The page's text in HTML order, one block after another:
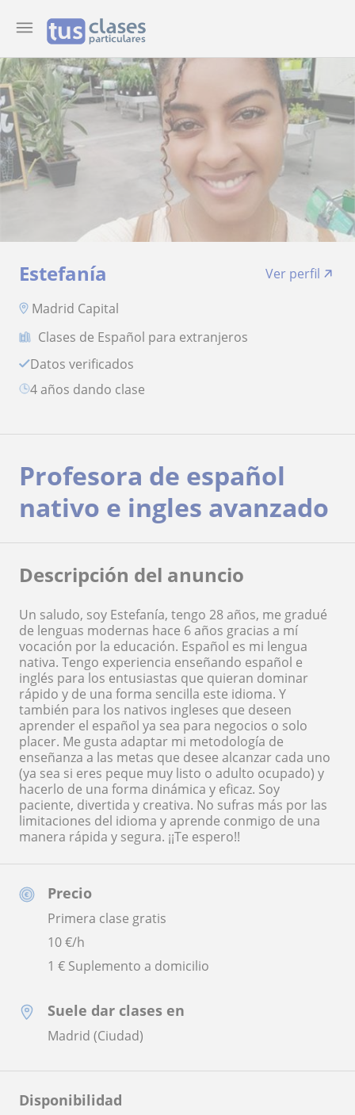
Estefanía
Ver perfil
Madrid Capital
Clases de Español para extranjeros
Datos verificados
4 años dando clase
Precio
Primera clase gratis
10€/h
1 € Suplemento a domicilio
Suele dar clases en
Madrid (Ciudad)
Disponibilidad
Profesora de español
nativo e ingles avanzado
Descripción del anuncio
Un saludo, soy Estefanía, tengo 28 años, me gradué
de lenguas modernas hace 6 años gracias a mí
vocación por la educación. Español es mi lengua
nativa. Tengo experiencia enseñando español e
inglés para los entusiastas que quieran dominar
rápido y de una forma sencilla este idioma. Y
también para los nativos ingleses que deseen
aprender el español ya sea para negocios o solo
placer. Me gusta adaptar mi metodología de
enseñanza a las metas que desee alcanzar cada uno
(ya sea si eres peque muy listo o adulto ocupado) y
hacerlo de una forma dinámica y eficaz. Soy
paciente, divertida y creativa. No sufras más por las
limitaciones del idioma y aprende conmigo de una
manera rápida y segura. ¡¡Te espero!!